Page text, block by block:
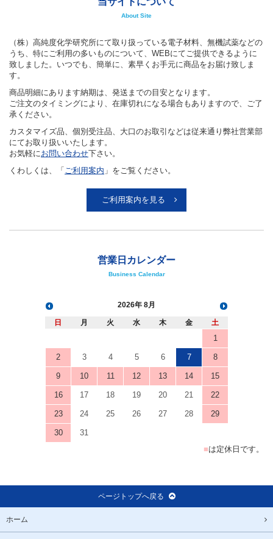
About Site
（株）高純度化学研究所にて取り扱っている電子材料、無機試薬などの
うち、特にご利用の多いものについて、WEBにてご提供できるように
致しました。いつでも、簡単に、素早くお手元に商品をお届け致しま
す。
商品明細にあります納期は、発送までの目安となります。
ご注文のタイミングにより、在庫切れになる場合もありますので、ご了
承ください。
カスタマイズ品、個別受注品、大口のお取引などは従来通り弊社営業部
にてお取り扱いいたします。
お気軽にお問い合わせ下さい。
くわしくは、「 ご利用案内 」をご覧ください。
ご利用案内を見る
営業日カレンダー
Business Calendar
2026 8月
日 月 火 水 木 金 土
1
2 3 4 5 6 7 8
9 10 11 12 13 14 15
16 17 18 19 20 21 22
23 24 25 26 27 28 29
30
31
■は定休日です。
ページトップへ戻る
ホーム